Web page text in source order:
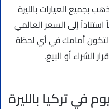
بجميع العيارات بالليرة
إلى السعر العالمي
لتكون أمامك في أي لحظة
الشراء أو البيع.
في تركيا بالليرة